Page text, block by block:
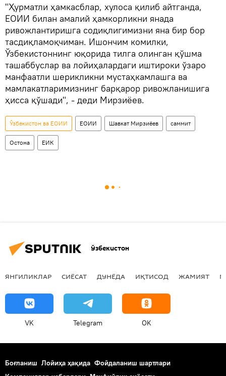
"Ҳурматли ҳамкасблар, хулоса қилиб айтганда,
ЕОИИ билан амалий ҳамкорликни янада
ривожлантиришга содиқлигимизни яна бир бор
тасдиқламоқчиман. Ишончим комилки,
Ўзбекистоннинг юқорида тилга олинган қўшма
ташаббуслар ва лойиҳалардаги иштироки ўзаро
манфаатли шерикликни мустаҳкамлашга ва
мамлакатларимизнинг барқарор ривожланишига
ҳисса қўшади", - деди Мирзиёев.
Ўзбекистон ва ЕОИИ ЕОИИ Шавкат Мирзиёев саммит
Остона ЕИК
Ўзбекистон
ЯНГИЛИКЛАР СИЁСАТ ДУНЁДА ИҚТИСОД ЖАМИЯТ
VK Telegram OK
Боғланиш Лойиҳа ҳақида Фойдаланиш шартлари